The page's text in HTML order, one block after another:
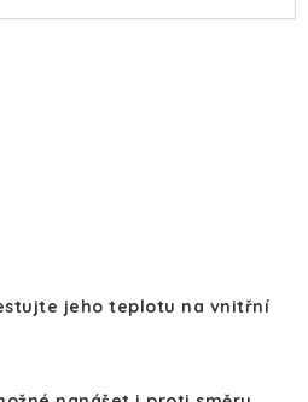
jeho teplotu na vnitřní